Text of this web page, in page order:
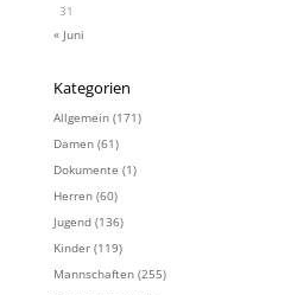
31
« Juni
Kategorien
Allgemein(171)
Damen(61)
Dokumente (1)
Herren(60)
Jugend(136)
Kinder(119)
Mannschaften(255)